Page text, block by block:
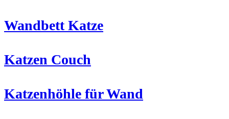
Wandbett Katze
Katzen Couch
Katzenhöhle für Wand